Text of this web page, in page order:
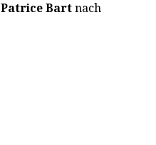
Patrice Bart nach